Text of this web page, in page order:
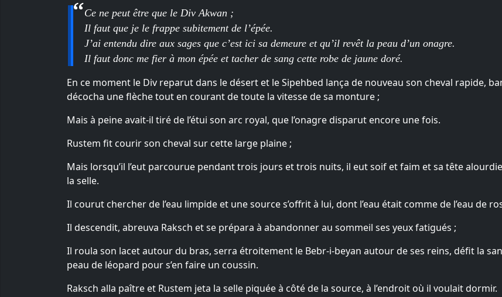
Ce ne peut être que le Div Akwan ;
Il faut que je le frappe subitement de l’épée.
J’ai entendu dire aux sages que c’est ici sa demeure et qu’il revêt la peau d’un onagre.
Il faut donc me fier à mon épée et tacher de sang cette robe de jaune doré.
En ce moment le Div reparut dans le désert et le Sipehbed lança de nouveau son cheval rapide,
décocha une flèche tout en courant de toute la vitesse de sa monture ;
Mais à peine avait-il tiré de l’étui son arc royal, que l’onagre disparut encore une fois.
Rustem fit courir son cheval sur cette large plaine ;
Mais lorsqu’il l’eut parcourue pendant trois jours et trois nuits, il eut soif et faim et sa tête
la selle.
Il courut chercher de l’eau limpide et une source s’offrit à lui, dont l’eau était comme de l’eau de
Il descendit, abreuva Raksch et se prépara à abandonner au sommeil ses yeux fatigués ;
Il roula son lacet autour du bras, serra étroitement le Bebr-i-beyan autour de ses reins, défit la
peau de léopard pour s’en faire un coussin.
Raksch alla paître et Rustem jeta la selle piquée à côté de la source, à l’endroit où il voulait dormir.